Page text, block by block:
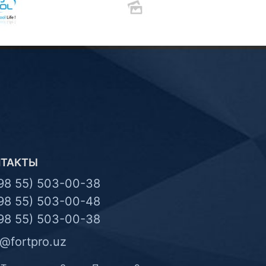
55) 503-00-38
55) 503-00-48
55) 503-00-38